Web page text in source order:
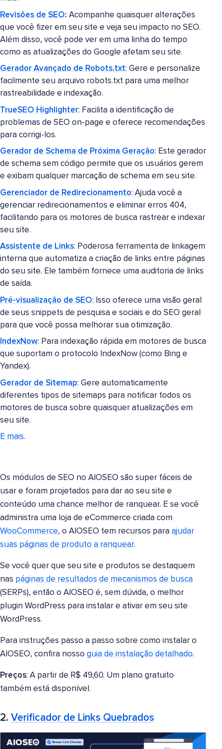
Revisões de SEO: Acompanhe quaisquer alterações
que você fizer em seu site e veja seu impacto no SEO.
Além disso, você pode ver em uma linha do tempo
como as atualizações do Google afetam seu site.
Gerador Avançado de Robots.txt: Gere e personalize
facilmente seu arquivo robots.txt para uma melhor
rastreabilidade e indexação.
TrueSEO Highlighter: Facilita a identificação de
problemas de SEO on-page e oferece recomendações
para corrigi-los.
Gerador de Schema de Próxima Geração: Este gerador
de schema sem código permite que os usuários gerem
e exibam qualquer marcação de schema em seu site.
Gerenciador de Redirecionamento: Ajuda você a
gerenciar redirecionamentos e eliminar erros 404,
facilitando para os motores de busca rastrear e indexar
seu site.
Assistente de Links: Poderosa ferramenta de linkagem
interna que automatiza a criação de links entre páginas
do seu site. Ele também fornece uma auditoria de links
de saída.
Pré-visualização de SEO: Isso oferece uma visão geral
de seus snippets de pesquisa e sociais e do SEO geral
para que você possa melhorar sua otimização.
IndexNow: Para indexação rápida em motores de busca
que suportam o protocolo IndexNow (como Bing e
Yandex).
Gerador de Sitemap: Gere automaticamente
diferentes tipos de sitemaps para notificar todos os
motores de busca sobre quaisquer atualizações em
seu site.
E mais.
Os módulos de SEO no AIOSEO são super fáceis de
usar e foram projetados para dar ao seu site e
conteúdo uma chance melhor de ranquear. E se você
administra uma loja de eCommerce criada com
WooCommerce, o AIOSEO tem recursos para ajudar
suas páginas de produto a ranquear.
Se você quer que seu site e produtos se destaquem
nas páginas de resultados de mecanismos de busca
(SERPs), então o AIOSEO é, sem dúvida, o melhor
plugin WordPress para instalar e ativar em seu site
WordPress.
Para instruções passo a passo sobre como instalar o
AIOSEO, confira nosso guia de instalação detalhado.
Preços: A partir de R$ 49,60. Um plano gratuito
também está disponível.
2. Verificador de Links Quebrados